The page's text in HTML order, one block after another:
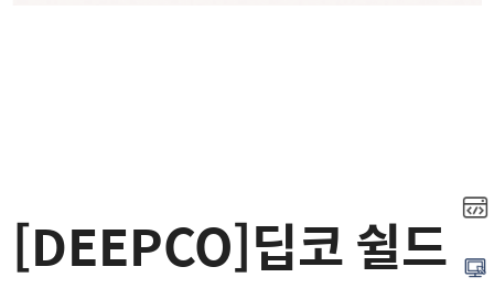
[DEEPCO]딥코 쉴드